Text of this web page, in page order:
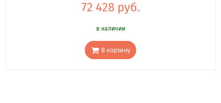
72 428 руб.
в наличии
В корзину